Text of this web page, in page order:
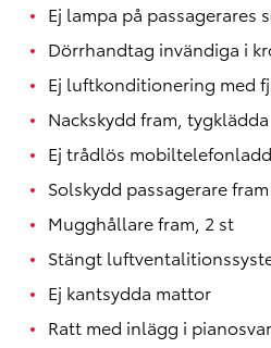
Ej lampa på passagerares
Dörrhandtag invändiga i
Ej luftkonditionering med
Nackskydd fram, tygklädda
Ej trådlös
Solskydd passagerare
Mugghållare fram, 2 st
Stängt
Ej kantsydda mattor
Ratt med inlägg i